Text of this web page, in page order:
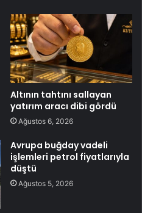
Altının tahtını sallayan
yatırım aracı dibi gördü
Ağustos 6, 2026
Avrupa buğday vadeli
işlemleri petrol fiyatlarıyla
düştü
Ağustos 5, 2026